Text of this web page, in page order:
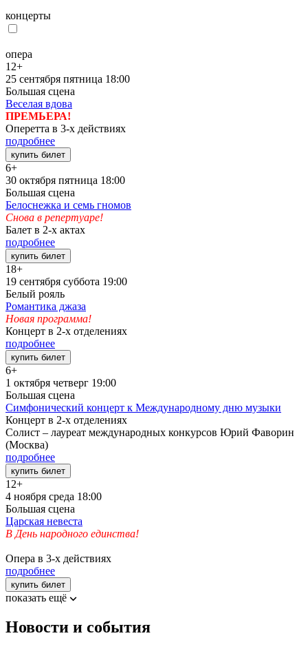
концерты
опера
12+
25 сентября пятница 18:00
Большая сцена
Веселая вдова
ПРЕМЬЕРА!
Оперетта в 3-х действиях
подробнее
купить билет
6+
30 октября пятница 18:00
Большая сцена
Белоснежка и семь гномов
Снова в репертуаре!
Балет в 2-х актах
подробнее
купить билет
18+
19 сентября суббота 19:00
Белый рояль
Романтика джаза
Новая программа!
Концерт в 2-х отделениях
подробнее
купить билет
6+
1 октября четверг 19:00
Большая сцена
Симфонический концерт к Международному дню музыки
Концерт в 2-х отделениях
Солист – лауреат международных конкурсов Юрий Фаворин
(Москва)
подробнее
купить билет
12+
4 ноября среда 18:00
Большая сцена
Царская невеста
В День народного единства!
Опера в 3-х действиях
подробнее
купить билет
показать ещё
Новости и события